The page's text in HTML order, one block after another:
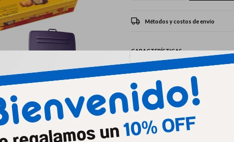
Métodos y costos de envío
CARACTERÍSTICAS
Perros
Etapa de vida
Tamaño de la raza